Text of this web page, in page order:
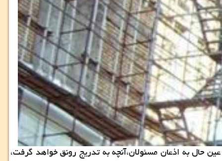
حال به اذعان مسئولان،آنچه به تدریج رونق خواهد گرفت،